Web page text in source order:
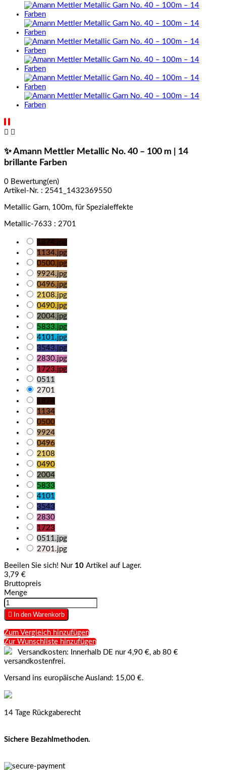
 
✨ Amann Mettler Metallic No. 40 – 100 m | 14
brillante Farben
0 Bewertung(en)
Artikel-Nr. : 2541_1432369550
Metallic Garn, 100m, für Spezialeffekte
Metallic-7633 : 2701
1874.jpg
1134.jpg
0500.jpg
9924.jpg
0496.jpg
2108.jpg
0490.jpg
2004.jpg
5833.jpg
4101.jpg
3543.jpg
2830.jpg
1723.jpg
0511
2701
1874
1134
0500
9924
0496
2108
0490
2004
5833
4101
3543
2830
1723
0511.jpg
2701.jpg
Beeilen Sie sich! Nur 10 Artikel auf Lager.
3,79 €
Bruttopreis
Menge
 In den Warenkorb
Zum Vergleich hinzufügen
Zur Wunschliste hinzufügen
Versandkosten: Innerhalb DE nur 4,90 €, ab 80 €
versandkostenfrei.
Versand ins europäische Ausland: 15,00 €.
14 Tage Rückgaberecht
Sichere Bezahlmethoden.